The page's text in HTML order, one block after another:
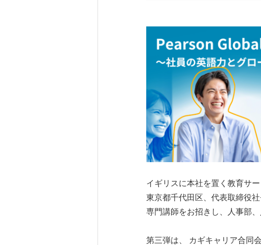
イギリスに本社を置く教育サ
東京都千代田区、代表取締役
専門講師をお招きし、人事部
第三弾は、 カギキャリア合同